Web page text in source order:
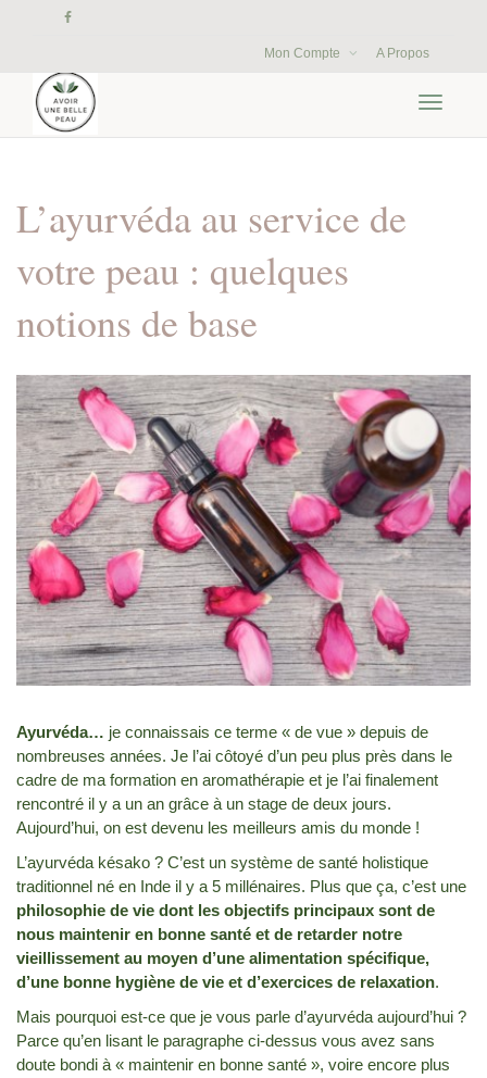
Mon Compte A Propos
L’ayurvéda au service de
votre peau : quelques
notions de base
Ayurvéda… je connaissais ce terme « de vue » depuis de
nombreuses années. Je l’ai côtoyé d’un peu plus près dans le
cadre de ma formation en aromathérapie et je l’ai finalement
rencontré il y a un an grâce à un stage de deux jours.
Aujourd’hui, on est devenu les meilleurs amis du monde !
L’ayurvéda késako ? C’est un système de santé holistique
traditionnel né en Inde il y a 5 millénaires. Plus que ça, c’est une
philosophie de vie dont les objectifs principaux sont de
nous maintenir en bonne santé et de retarder notre
vieillissement au moyen d’une alimentation spécifique,
d’une bonne hygiène de vie et d’exercices de relaxation.
Mais pourquoi est-ce que je vous parle d’ayurvéda aujourd’hui ?
Parce qu’en lisant le paragraphe ci-dessus vous avez sans
doute bondi à « maintenir en bonne santé », voire encore plus